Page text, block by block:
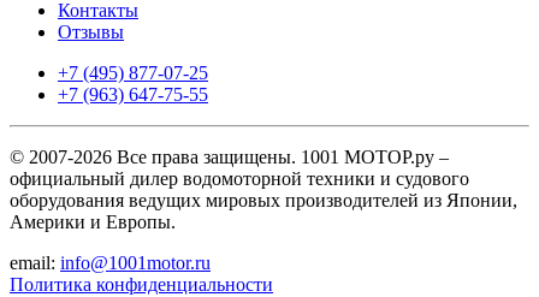
Контакты
Отзывы
+7 (495) 877-07-25
+7 (963) 647-75-55
© 2007-2026 Все права защищены. 1001 МОТОР.ру –
официальный дилер водомоторной техники и судового
оборудования ведущих мировых производителей из Японии,
Америки и Европы.
email: info@1001motor.ru
Политика конфиденциальности